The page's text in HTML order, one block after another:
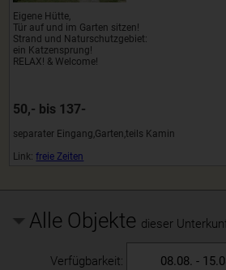
Eigene Hütte,
Tür auf und im Garten sitzen!
Strand und Naturschutzgebiet:
ein Katzensprung!
RELAX! & Welcome!
50,- bis 137-
separater Eingang,Garten,teils Kamin
Link:freie Zeiten
Alle Objekte dieser
Verfügbarkeit: 08.08. -